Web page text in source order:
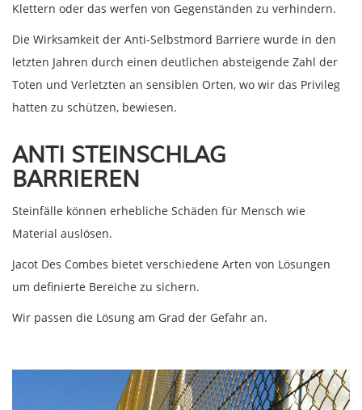
Klettern oder das werfen von Gegenständen zu verhindern.
Die Wirksamkeit der Anti-Selbstmord Barriere wurde in den
letzten Jahren durch einen deutlichen absteigende Zahl der
Toten und Verletzten an sensiblen Orten, wo wir das Privileg
hatten zu schützen, bewiesen.
ANTI STEINSCHLAG
BARRIEREN
Steinfälle können erhebliche Schäden für Mensch wie
Material auslösen.
Jacot Des Combes bietet verschiedene Arten von Lösungen
um definierte Bereiche zu sichern.
Wir passen die Lösung am Grad der Gefahr an.